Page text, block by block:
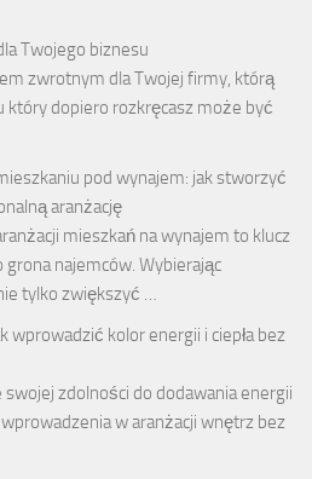
Twojego biznesu
zwrotnym dla Twojej firmy, którą
który dopiero rozkręcasz może być
pod wynajem: jak stworzyć
aranżację
mieszkań na wynajem to klucz
najemców. Wybierając
tylko zwiększyć …
wprowadzić kolor energii i ciepła bez
swojej zdolności do dodawania energii
w aranżacji wnętrz bez